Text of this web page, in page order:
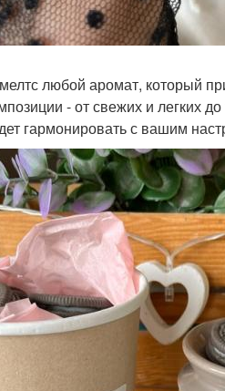
любой аромат, который
- от свежих и легких
гармонировать с вашим